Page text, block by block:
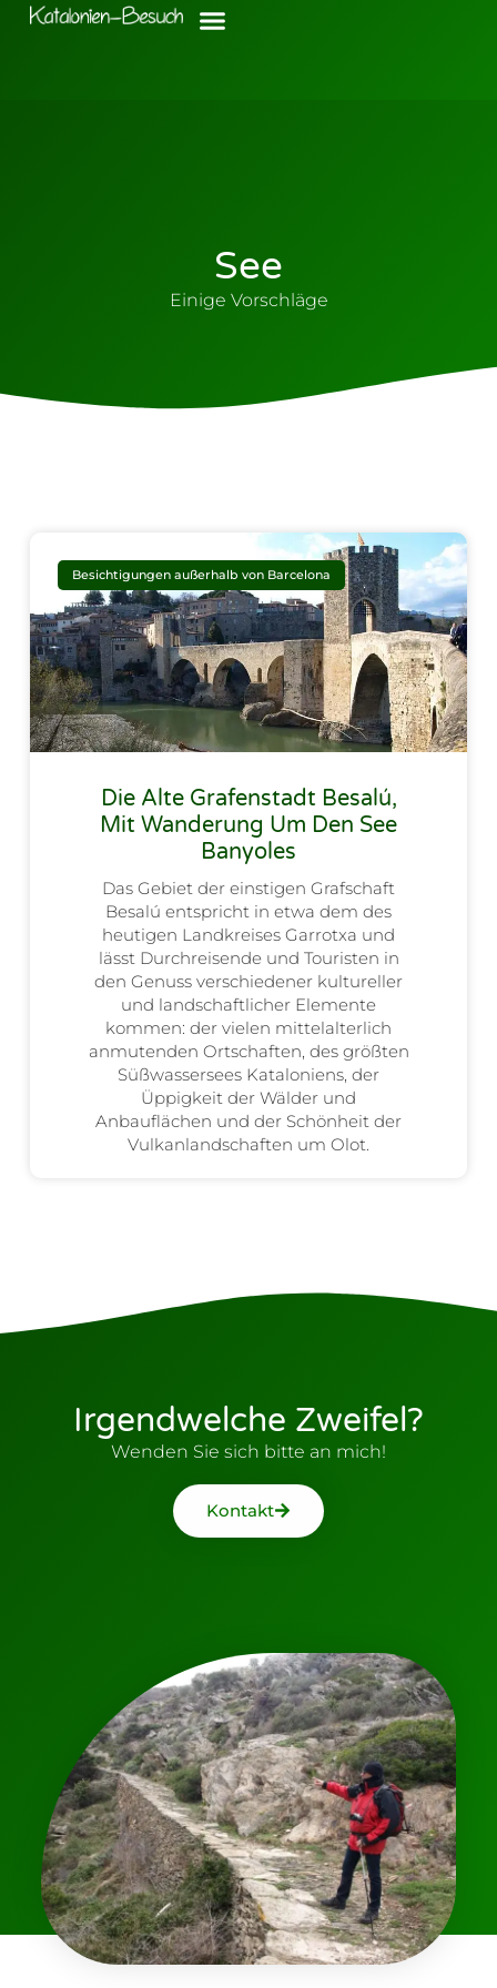
See
Einige Vorschläge
Besichtigungen außerhalb von Barcelona
Die Alte Grafenstadt Besalú,
Mit Wanderung Um Den See
Banyoles
Das Gebiet der einstigen Grafschaft
Besalú entspricht in etwa dem des
heutigen Landkreises Garrotxa und
lässt Durchreisende und Touristen in
den Genuss verschiedener kultureller
und landschaftlicher Elemente
kommen: der vielen mittelalterlich
anmutenden Ortschaften, des größten
Süßwassersees Kataloniens, der
Üppigkeit der Wälder und
Anbauflächen und der Schönheit der
Vulkanlandschaften um Olot.
Irgendwelche Zweifel?
Wenden Sie sich bitte an mich!
Kontakt